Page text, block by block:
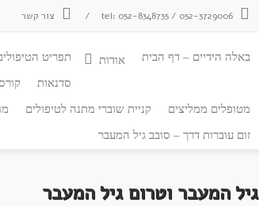
/ צור קשר
באלה הידיים – דף הבית אודות תפריט
סדנאות
מטופלים ממליצים קניית שוברי מתנה לטיפולים
זום עוברות דרך – סובב גיל המעבר
גיל המעבר וטרום גיל המעבר